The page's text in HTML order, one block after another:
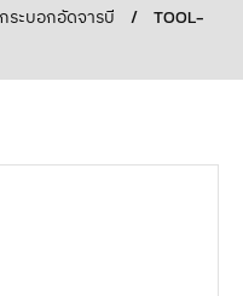
กระบอกอัดจารบี /
TOOL-